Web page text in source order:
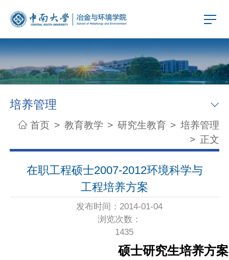
培养管理
首页 > 教育教学 > 研究生教育 > 培养管理
> 正文
在职工程硕士2007-2012环境科学与
工程培养方案
发布时间：2014-01-04
浏览次数：
1435
硕士研究生培养方案